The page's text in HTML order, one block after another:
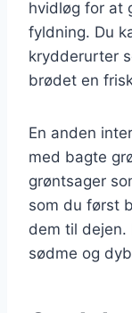
hvidløg for at
fyldning. Du
krydderurter
brødet en
En anden
med bagte
grøntsager
som du først
dem til dejen.
sødme og